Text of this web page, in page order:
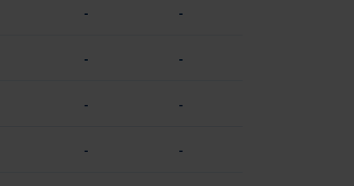
- -
- -
- -
- -